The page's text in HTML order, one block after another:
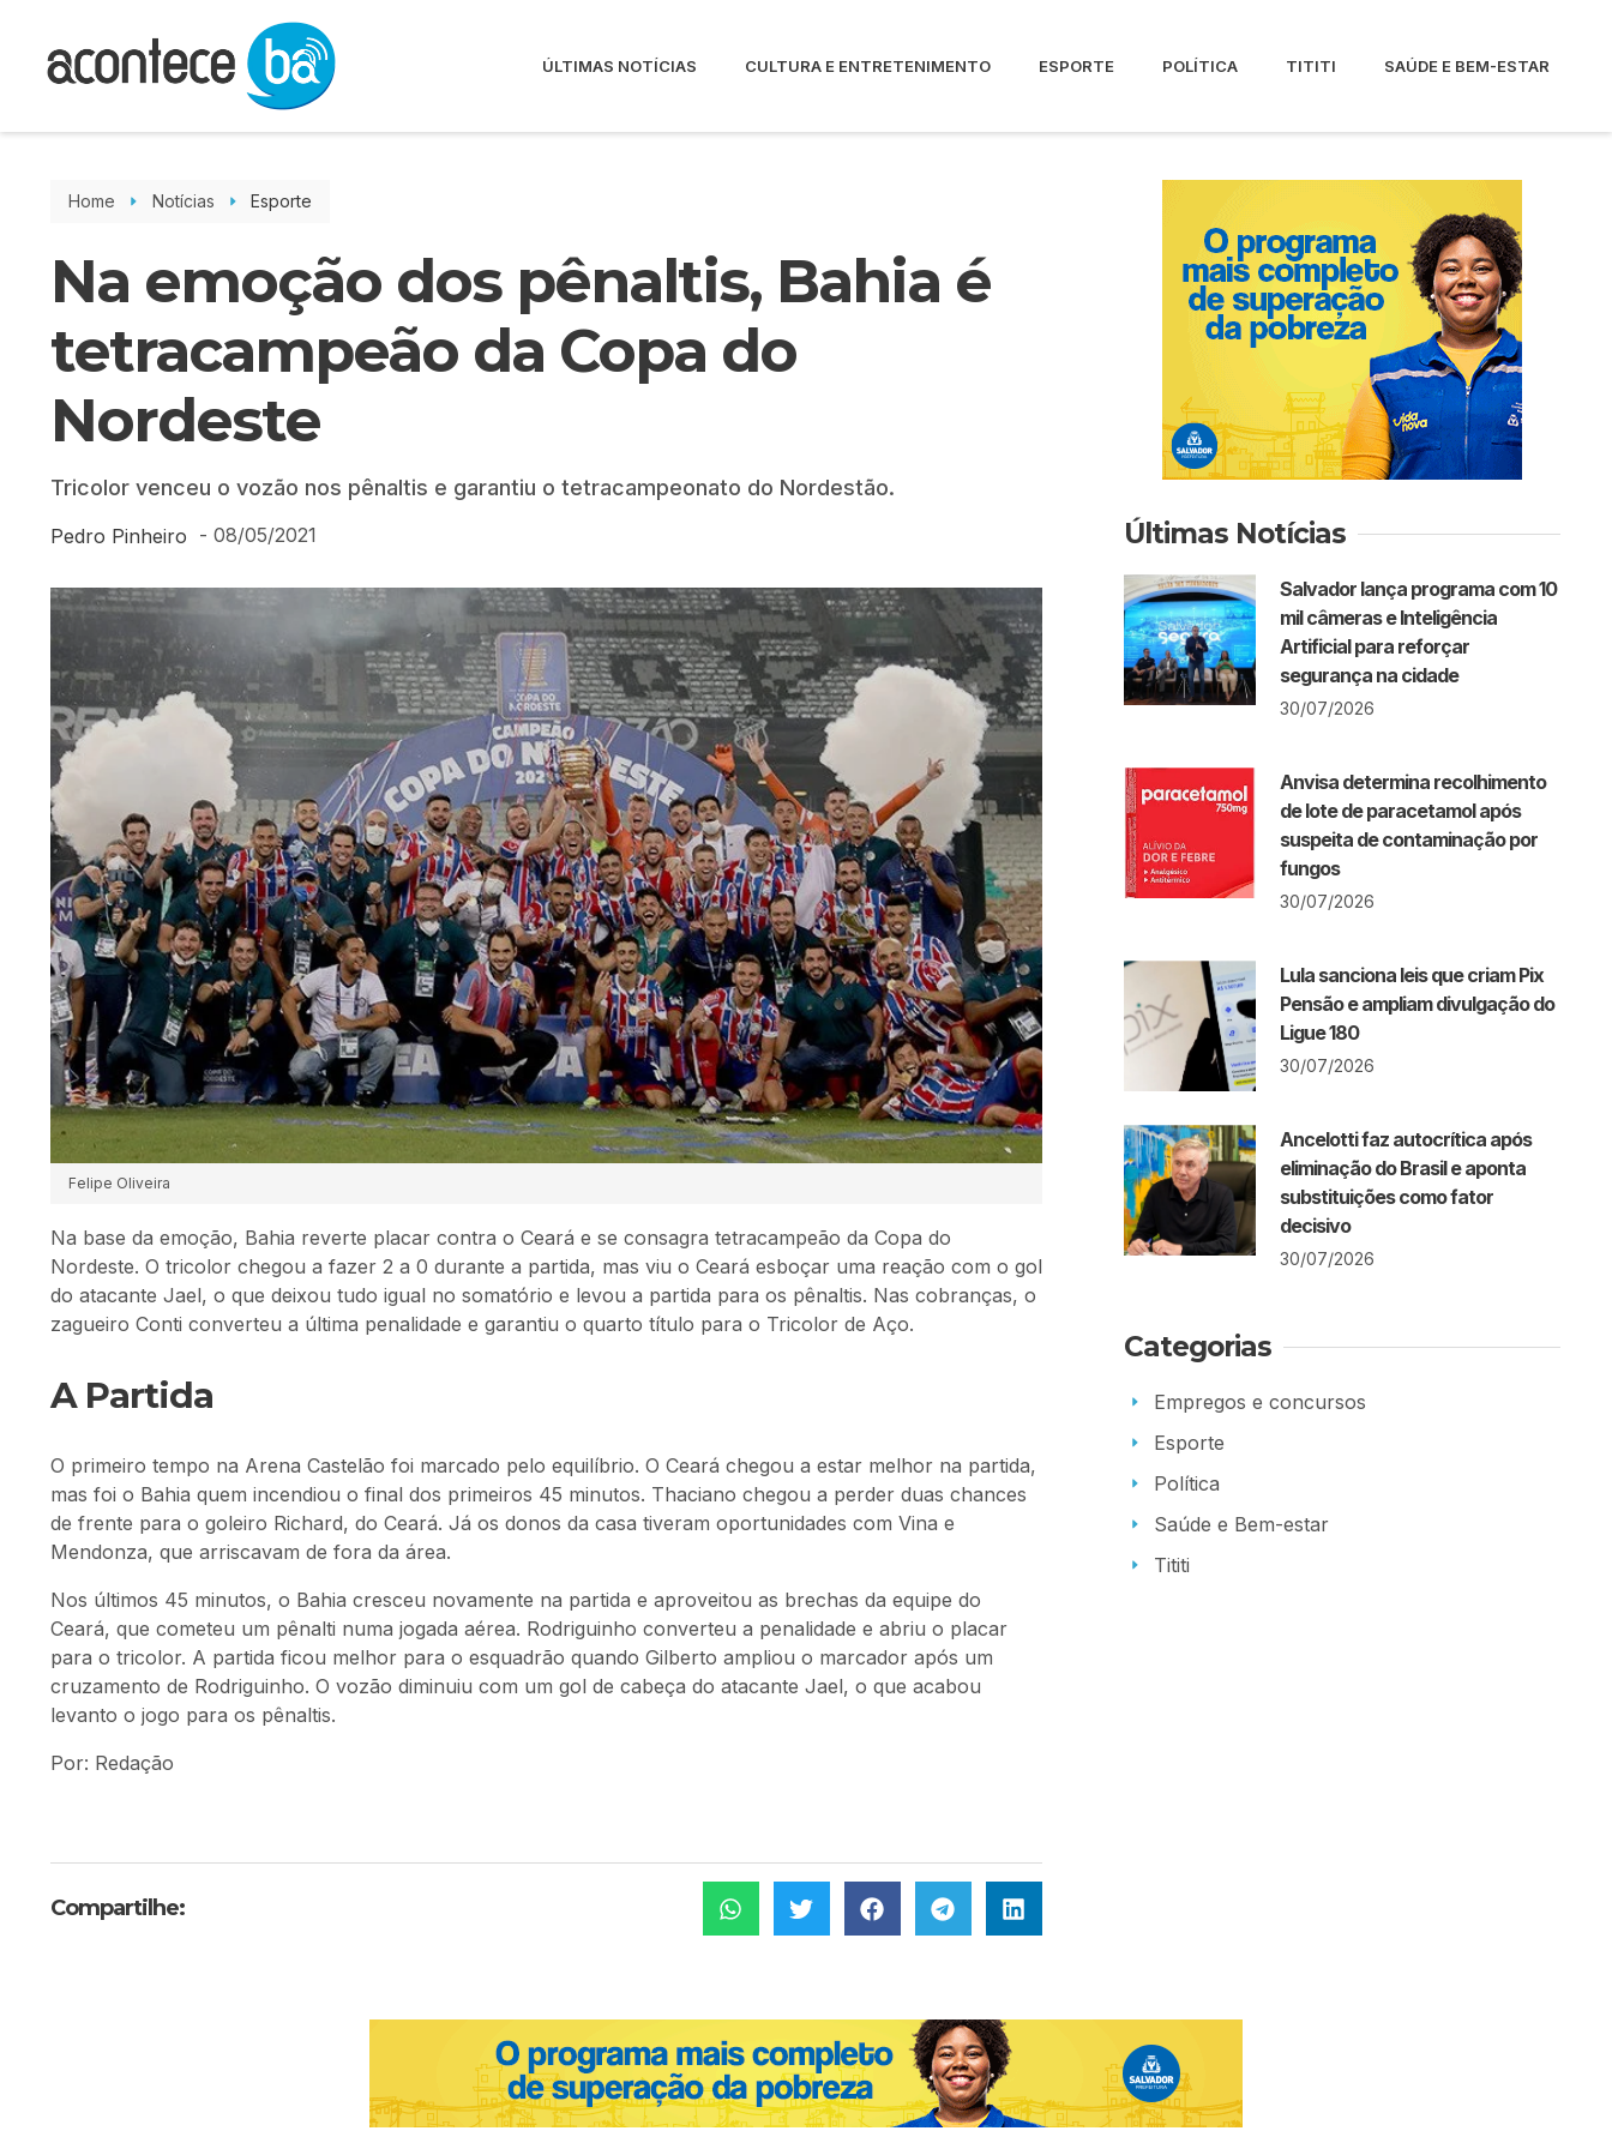
ÚLTIMAS NOTÍCIAS CULTURA E ENTRETENIMENTO ESPORTE POLÍTICA TITITI SAÚDE E BEM-ESTAR
Home Notícias Esporte
Na emoção dos pênaltis, Bahia é
tetracampeão da Copa do
Nordeste
Tricolor venceu o vozão nos pênaltis e garantiu o tetracampeonato do Nordestão.
Pedro Pinheiro - 08/05/2021
Felipe Oliveira
Na base da emoção, Bahia reverte placar contra o Ceará e se consagra tetracampeão da Copa do
Nordeste. O tricolor chegou a fazer 2 a 0 durante a partida, mas viu o Ceará esboçar uma reação com o gol
do atacante Jael, o que deixou tudo igual no somatório e levou a partida para os pênaltis. Nas cobranças, o
zagueiro Conti converteu a última penalidade e garantiu o quarto título para o Tricolor de Aço.
A Partida
O primeiro tempo na Arena Castelão foi marcado pelo equilíbrio. O Ceará chegou a estar melhor na partida,
mas foi o Bahia quem incendiou o final dos primeiros 45 minutos. Thaciano chegou a perder duas chances
de frente para o goleiro Richard, do Ceará. Já os donos da casa tiveram oportunidades com Vina e
Mendonza, que arriscavam de fora da área.
Nos últimos 45 minutos, o Bahia cresceu novamente na partida e aproveitou as brechas da equipe do
Ceará, que cometeu um pênalti numa jogada aérea. Rodriguinho converteu a penalidade e abriu o placar
para o tricolor. A partida ficou melhor para o esquadrão quando Gilberto ampliou o marcador após um
cruzamento de Rodriguinho. O vozão diminuiu com um gol de cabeça do atacante Jael, o que acabou
levanto o jogo para os pênaltis.
Por: Redação
Compartilhe:
Últimas Notícias
Salvador lança programa com 10
mil câmeras e Inteligência
Artificial para reforçar
segurança na cidade
30/07/2026
Anvisa determina recolhimento
de lote de paracetamol após
suspeita de contaminação por
fungos
30/07/2026
Lula sanciona leis que criam Pix
Pensão e ampliam divulgação do
Ligue 180
30/07/2026
Ancelotti faz autocrítica após
eliminação do Brasil e aponta
substituições como fator
decisivo
30/07/2026
Categorias
Empregos e concursos
Esporte
Política
Saúde e Bem-estar
Tititi